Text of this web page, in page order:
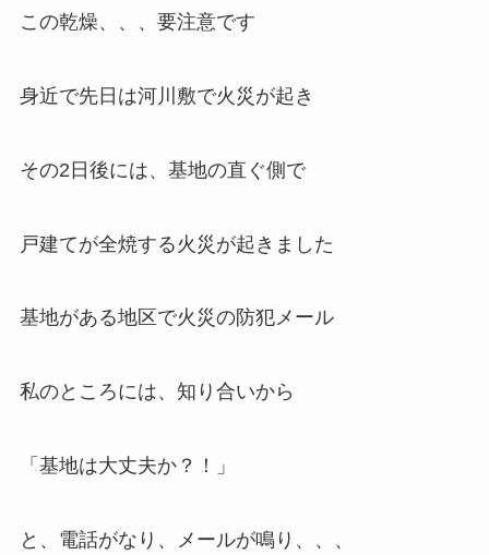
この乾燥、、、要注意です
身近で先日は河川敷で火災が起き
その2日後には、基地の直ぐ側で
戸建てが全焼する火災が起きました
基地がある地区で火災の防犯メール
私のところには、知り合いから
「基地は大丈夫か？！」
と、電話がなり、メールが鳴り、、、